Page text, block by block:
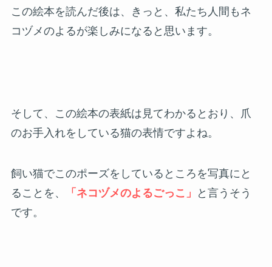
この絵本を読んだ後は、きっと、私たち人間もネ
コヅメのよるが楽しみになると思います。
そして、この絵本の表紙は見てわかるとおり、爪
のお手入れをしている猫の表情ですよね。
飼い猫でこのポーズをしているところを写真にと
ることを、
「ネコヅメのよるごっこ」
と言うそう
です。